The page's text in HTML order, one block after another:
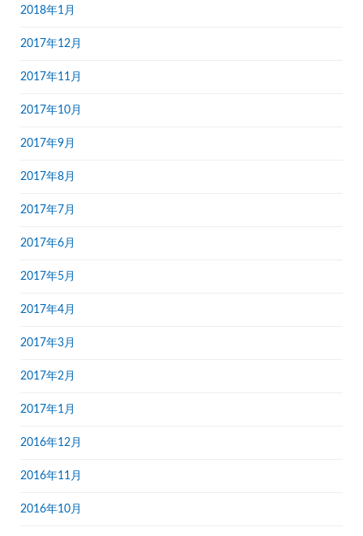
2018年1月
2017年12月
2017年11月
2017年10月
2017年9月
2017年8月
2017年7月
2017年6月
2017年5月
2017年4月
2017年3月
2017年2月
2017年1月
2016年12月
2016年11月
2016年10月